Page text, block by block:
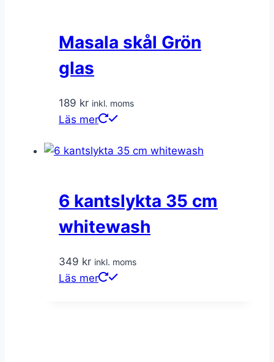
Masala skål Grön
glas
189 kr inkl. moms
Läs mer
6 kantslykta 35 cm
whitewash
349 kr inkl. moms
Läs mer